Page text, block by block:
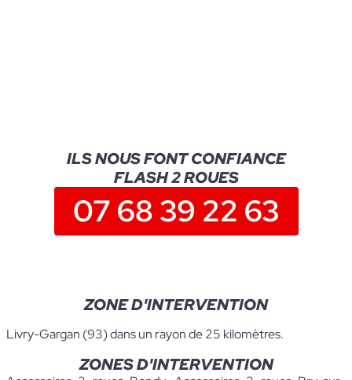
ILS NOUS FONT CONFIANCE
FLASH 2 ROUES
07 68 39 22 63
ZONE D'INTERVENTION
Livry-Gargan (93) dans un rayon de 25 kilomètres.
ZONES D'INTERVENTION